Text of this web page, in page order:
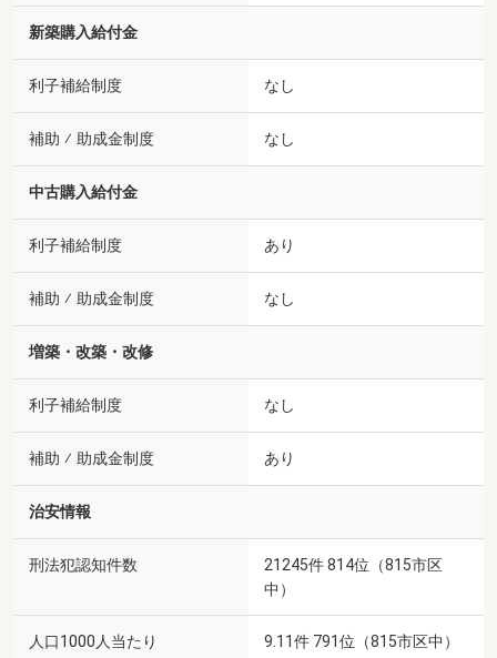
新築購入給付金
利子補給制度 なし
補助 ⁄ 助成金制度 なし
中古購入給付金
利子補給制度 あり
補助 ⁄ 助成金制度 なし
増築・改築・改修
利子補給制度 なし
補助 ⁄ 助成金制度 あり
治安情報
刑法犯認知件数
21245件 814位（815市区
中）
人口1000人当たり 9.11件 791位（815市区中）